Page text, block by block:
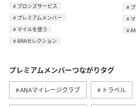
ブロンズサービス
プレミアムメンバー
マイルを使う
ANAセレクション
プレミアムメンバーつながりタグ
ANAマイレージクラブ トラベル